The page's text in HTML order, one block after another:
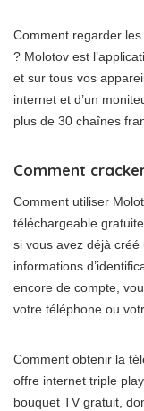
Comment regarder
? Molotov est
et sur tous vos
internet et d’un
plus de 30 chaînes
Comment
Comment utiliser
téléchargeable
si vous avez déjà
informations
encore de compte,
votre téléphone ou
Comment obtenir la
offre internet triple
bouquet TV gratuit,